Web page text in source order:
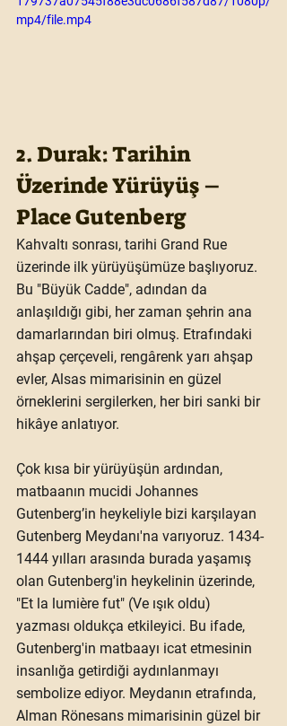
mp4/file.mp4
2. Durak: Tarihin
Üzerinde Yürüyüş –
Place Gutenberg
Kahvaltı sonrası, tarihi Grand Rue
üzerinde ilk yürüyüşümüze başlıyoruz.
Bu "Büyük Cadde", adından da
anlaşıldığı gibi, her zaman şehrin ana
damarlarından biri olmuş. Etrafındaki
ahşap çerçeveli, rengârenk yarı ahşap
evler, Alsas mimarisinin en güzel
örneklerini sergilerken, her biri sanki bir
hikâye anlatıyor.
Çok kısa bir yürüyüşün ardından,
matbaanın mucidi Johannes
Gutenberg’in heykeliyle bizi karşılayan
Gutenberg Meydanı'na varıyoruz. 1434-
1444 yılları arasında burada yaşamış
olan Gutenberg'in heykelinin üzerinde,
"Et la lumière fut" (Ve ışık oldu)
yazması oldukça etkileyici. Bu ifade,
Gutenberg'in matbaayı icat etmesinin
insanlığa getirdiği aydınlanmayı
sembolize ediyor. Meydanın etrafında,
Alman Rönesans mimarisinin güzel bir